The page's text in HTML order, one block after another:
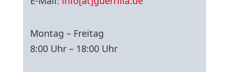
Montag – Freitag
8:00 Uhr – 18:00 Uhr